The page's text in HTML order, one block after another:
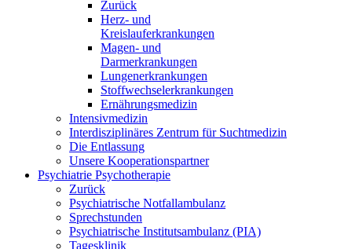
Zurück
Herz- und
Kreislauferkrankungen
Magen- und
Darmerkrankungen
Lungenerkrankungen
Stoffwechselerkrankungen
Ernährungsmedizin
Intensivmedizin
Interdisziplinäres Zentrum für Suchtmedizin
Die Entlassung
Unsere Kooperationspartner
Psychiatrie Psychotherapie
Zurück
Psychiatrische Notfallambulanz
Sprechstunden
Psychiatrische Institutsambulanz (PIA)
Tagesklinik